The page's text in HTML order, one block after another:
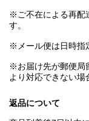
※ご不在による再配
す。
※メール便は日時指
※お届け先が郵便局
より対応できない場
返品について